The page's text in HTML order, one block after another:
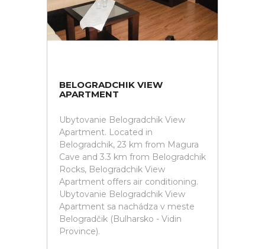
BELOGRADCHIK VIEW
APARTMENT
Ubytovanie Belogradchik View
Apartment. Located in
Belogradchik, 23 km from Magura
Cave and 3.3 km from Belogradchik
Rocks, Belogradchik View
Apartment offers air conditioning.
Ubytovanie Belogradchik View
Apartment sa nachádza v meste
Belogradčik (Bulharsko - Vidin
Province).